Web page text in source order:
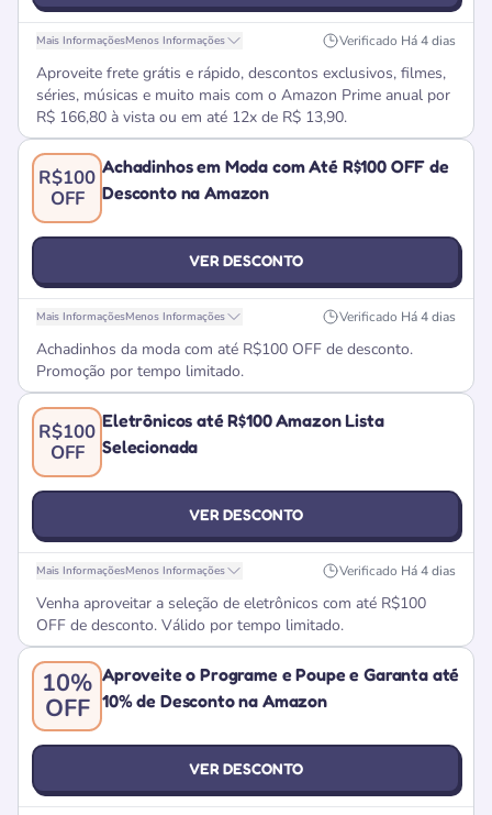
Mais InformaçõesMenos Informações Verificado Há 4 dias
Aproveite frete grátis e rápido, descontos exclusivos, filmes,
séries, músicas e muito mais com o Amazon Prime anual por
R$ 166,80 à vista ou em até 12x de R$ 13,90.
R$100
OFF
Achadinhos em Moda com Até R$100 OFF de
Desconto na Amazon
VER DESCONTO
Mais InformaçõesMenos Informações Verificado Há 4 dias
Achadinhos da moda com até R$100 OFF de desconto.
Promoção por tempo limitado.
R$100
OFF
Eletrônicos até R$100 Amazon Lista
Selecionada
VER DESCONTO
Mais InformaçõesMenos Informações Verificado Há 4 dias
Venha aproveitar a seleção de eletrônicos com até R$100
OFF de desconto. Válido por tempo limitado.
10%
OFF
Aproveite o Programe e Poupe e Garanta até
10% de Desconto na Amazon
VER DESCONTO